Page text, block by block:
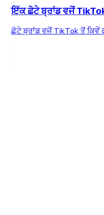
ਇੱਕ ਛੋਟੇ ਬ੍ਰਾਂਡ ਵਜੋਂ
ਛੋਟੇ ਬ੍ਰਾਂਡ ਵਜੋਂ TikTok ਤੋਂ ਕਿਵੇਂ